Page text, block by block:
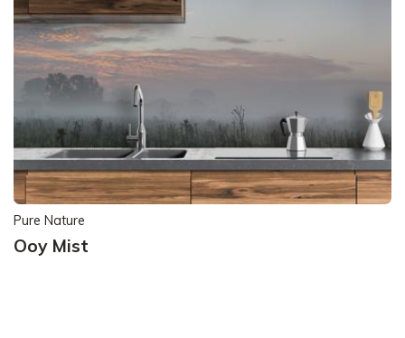
Pure Nature
Ooy Mist